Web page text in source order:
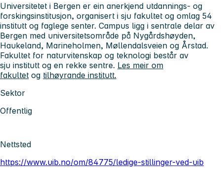
Universitetet i Bergen er ein anerkjend utdannings- og
forskingsinstitusjon, organisert i sju fakultet og omlag 54
institutt og faglege senter. Campus ligg i sentrale delar av
Bergen med universitetsområde på Nygårdshøyden,
Haukeland, Marineholmen, Møllendalsveien og Årstad.
Fakultet for naturvitenskap og teknologi består av
sju institutt og en rekke sentre. Les meir om
fakultet og tilhøyrande institutt.
Sektor
Offentlig
Nettsted
https://www.uib.no/om/84775/ledige-stillinger-ved-uib